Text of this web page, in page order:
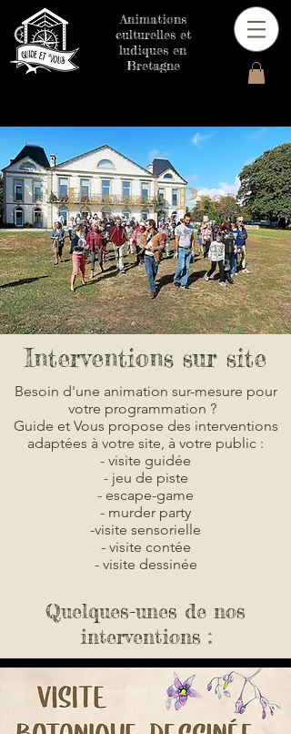
Animations
culturelles et
ludiques en
Bretagne
Espace Pro
Musées/Médiathèques
Collectivités/Associations
Hôtels/ Sites touristiques
Interventions sur site
Besoin d'une animation sur-mesure pour
votre programmation ?
Guide et Vous propose des interventions
adaptées à votre site, à votre public :
- visite guidée
- jeu de piste
- escape-game
- murder party
-visite sensorielle
- visite contée
- visite dessinée
Quelques-unes de nos
interventions :